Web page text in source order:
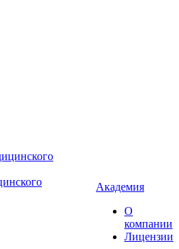
Академия
О
компании
Лицензии